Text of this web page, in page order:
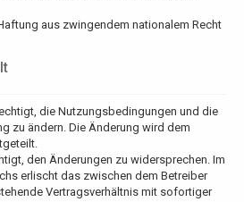
aus zwingendem nationalem Recht
die Nutzungsbedingungen und die
zu ändern. Die Änderung wird dem
den Änderungen zu widersprechen. Im
erlischt das zwischen dem Betreiber
Vertragsverhältnis mit sofortiger